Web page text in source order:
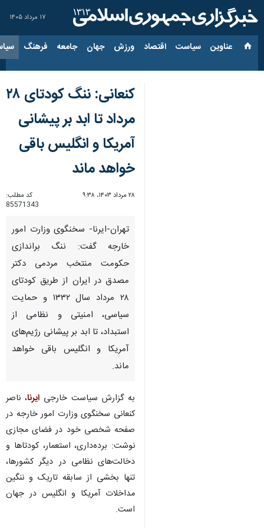
۱۷ مرداد ۱۴۰۵
عناوین‌ سیاست اقتصاد ورزش جهان جامعه فرهنگ
کنعانی: ننگ ‎کودتای ۲۸
مرداد تا ابد بر پیشانی
آمریکا و انگلیس باقی
خواهد ماند
۲۸ مرداد ۱۴۰۳، ۹:۳۸
کد مطلب:
85571343
تهران-ایرنا- سخنگوی وزارت امور
خارجه گفت: ننگ براندازی
حکومت منتخب مردمی دکتر
مصدق در ایران از طریق ‎کودتای
۲۸ مرداد سال ۱۳۳۲ و حمایت
سیاسی، امنیتی و نظامی از
استبداد، تا ابد بر پیشانی رژیم‌های
آمریکا و انگلیس باقی خواهد
ماند.
به گزارش سیاست خارجی ایرنا، ناصر
کنعانی سخنگوی وزارت امور خارجه در
صفحه شخصی خود در فضای مجازی
نوشت: ‏برده‌داری، استعمار، کودتاها و
دخالت‌های نظامی در دیگر کشورها،
تنها بخشی از سابقه تاریک و ننگین
مداخلات آمریکا و انگلیس در جهان
است.